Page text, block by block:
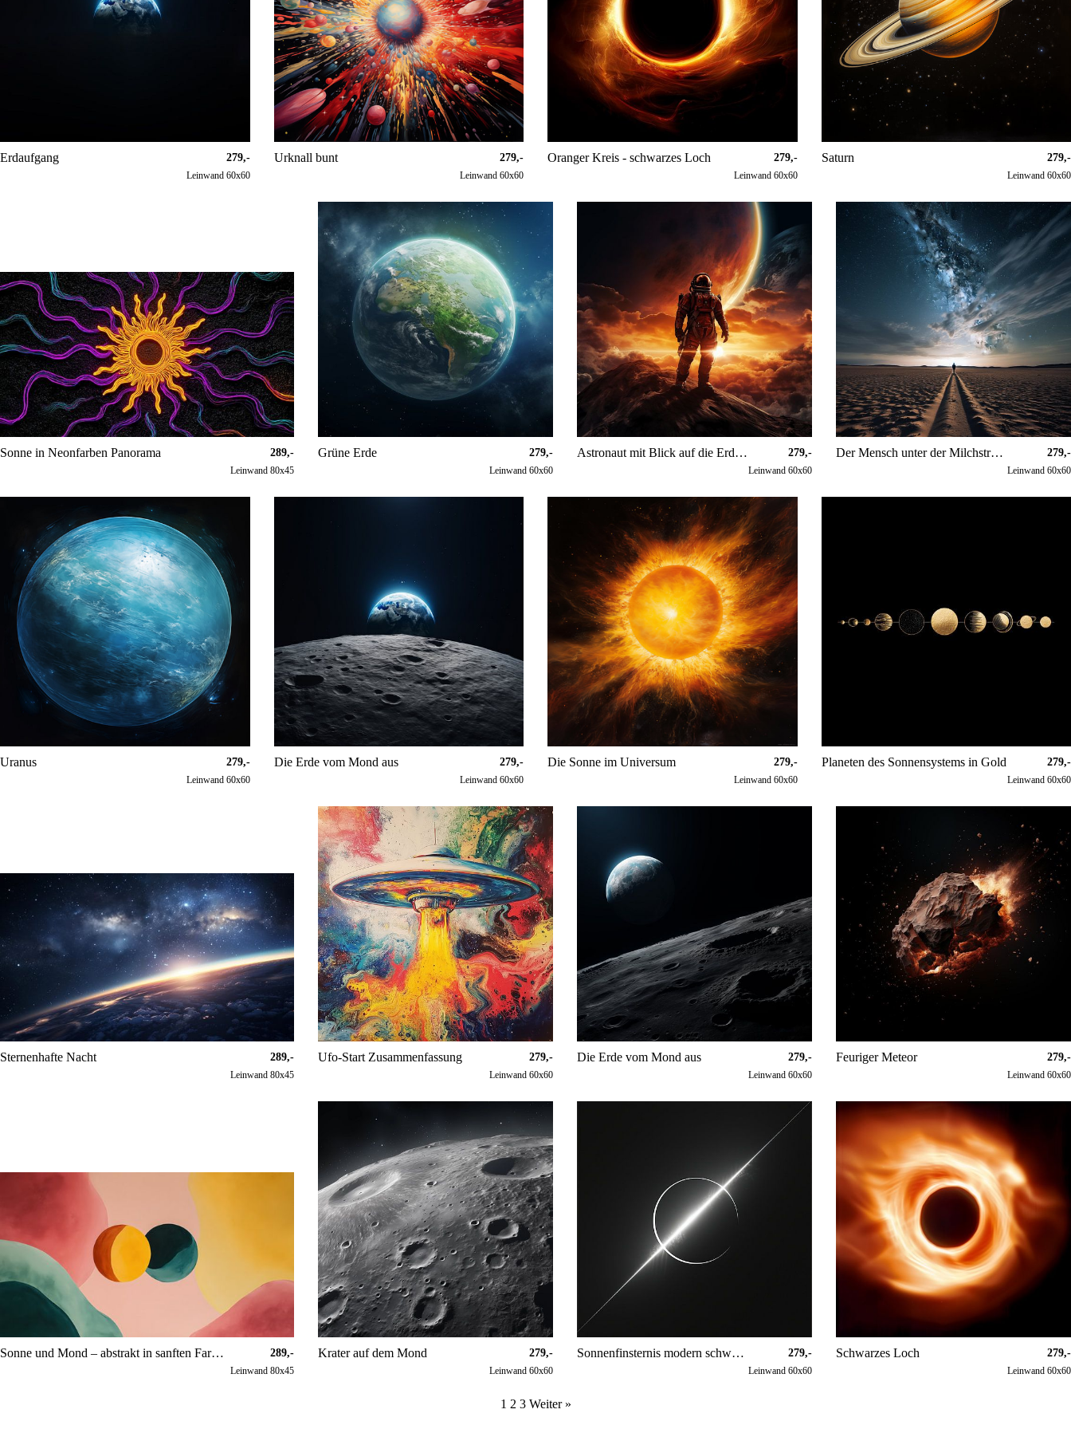
Erdaufgang 279,-
Leinwand 60x60
Urknall bunt 279,-
Leinwand 60x60
Oranger Kreis - schwarzes Loch 279,-
Leinwand 60x60
Saturn 279,-
Leinwand 60x60
Sonne in Neonfarben Panorama 289,-
Leinwand 80x45
Grüne Erde 279,-
Leinwand 60x60
Astronaut mit Blick auf die Erde und den Mars 279,-
Leinwand 60x60
Der Mensch unter der Milchstraße 279,-
Leinwand 60x60
Uranus 279,-
Leinwand 60x60
Die Erde vom Mond aus 279,-
Leinwand 60x60
Die Sonne im Universum 279,-
Leinwand 60x60
Planeten des Sonnensystems in Gold 279,-
Leinwand 60x60
Sternenhafte Nacht 289,-
Leinwand 80x45
Ufo-Start Zusammenfassung 279,-
Leinwand 60x60
Die Erde vom Mond aus 279,-
Leinwand 60x60
Feuriger Meteor 279,-
Leinwand 60x60
Sonne und Mond – abstrakt in sanften Farben – Panorama 289,-
Leinwand 80x45
Krater auf dem Mond 279,-
Leinwand 60x60
Sonnenfinsternis modern schwarz und weiß 279,-
Leinwand 60x60
Schwarzes Loch 279,-
Leinwand 60x60
1 2 3 Weiter »